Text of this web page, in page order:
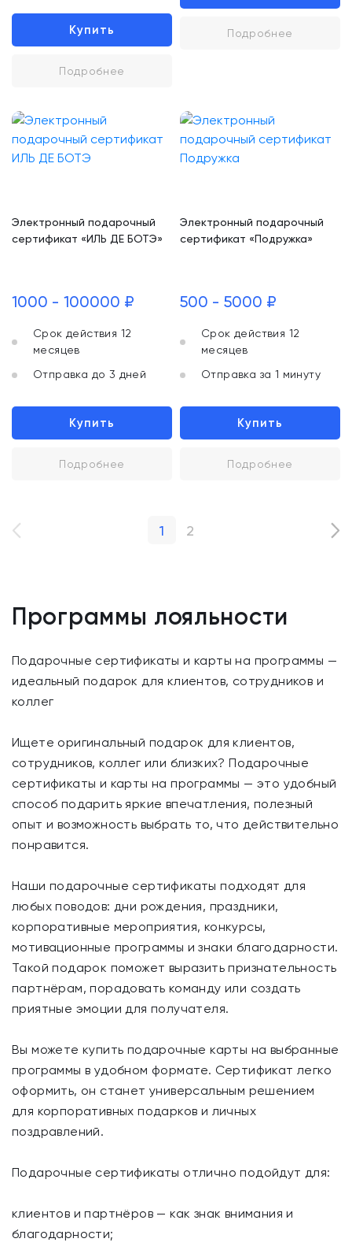
Купить
Подробнее
Подробнее
Электронный подарочный
сертификат «ИЛЬ ДЕ БОТЭ»
1000 - 100000 ₽
Срок действия 12
месяцев
Отправка до 3 дней
Купить
Подробнее
Электронный подарочный
сертификат «Подружка»
500 - 5000 ₽
Срок действия 12
месяцев
Отправка за 1 минуту
Купить
Подробнее
1 2
Программы лояльности
Подарочные сертификаты и карты на программы —
идеальный подарок для клиентов, сотрудников и
коллег
Ищете оригинальный подарок для клиентов,
сотрудников, коллег или близких? Подарочные
сертификаты и карты на программы — это удобный
способ подарить яркие впечатления, полезный
опыт и возможность выбрать то, что действительно
понравится.
Наши подарочные сертификаты подходят для
любых поводов: дни рождения, праздники,
корпоративные мероприятия, конкурсы,
мотивационные программы и знаки благодарности.
Такой подарок поможет выразить признательность
партнёрам, порадовать команду или создать
приятные эмоции для получателя.
Вы можете купить подарочные карты на выбранные
программы в удобном формате. Сертификат легко
оформить, он станет универсальным решением
для корпоративных подарков и личных
поздравлений.
Подарочные сертификаты отлично подойдут для:
клиентов и партнёров — как знак внимания и
благодарности;